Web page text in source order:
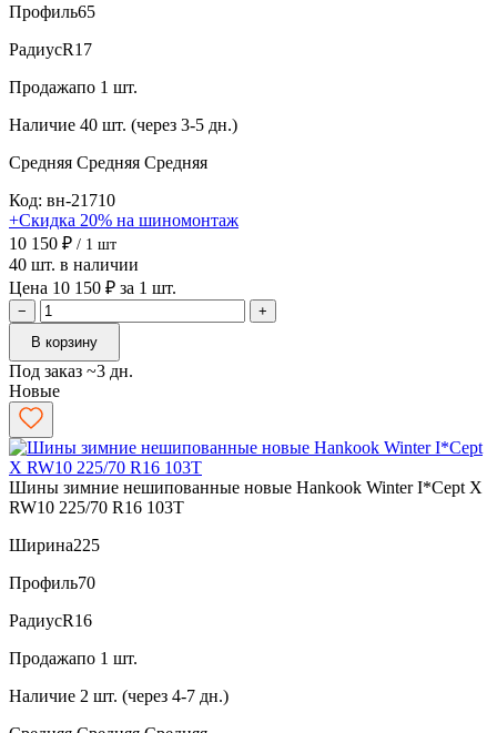
Профиль65
РадиусR17
Продажапо 1 шт.
Наличие 40 шт. (через 3-5 дн.)
Средняя Средняя Средняя
Код: вн-21710
+Скидка 20% на шиномонтаж
10 150 ₽ / 1 шт
40 шт. в наличии
Цена 10 150 ₽ за 1 шт.
−
+
В корзину
Под заказ ~3 дн.
Новые
Шины зимние нешипованные новые Hankook Winter I*Cept X
RW10 225/70 R16 103T
Ширина225
Профиль70
РадиусR16
Продажапо 1 шт.
Наличие 2 шт. (через 4-7 дн.)